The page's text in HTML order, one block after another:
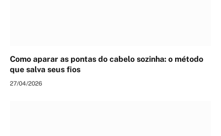
Como aparar as pontas do cabelo sozinha: o método
que salva seus fios
27/04/2026